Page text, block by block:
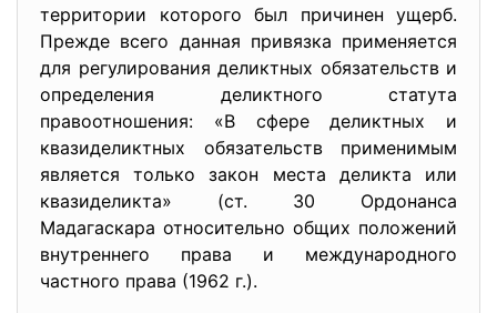
территории которого был причинен ущерб.
Прежде всего данная привязка применяется
для регулирования деликтных обязательств и
определения деликтного статута
правоотношения: «В сфере деликтных и
квазиделиктных обязательств применимым
является только закон места деликта или
квазиделикта» (ст. 30 Ордонанса
Мадагаскара относительно общих положений
внутреннего права и международного
частного права (1962 г.).